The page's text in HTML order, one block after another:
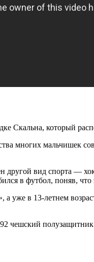
Скальна, который
многих мальчишек
вид спорта —
в футбол, поняв, что
а уже в 13-летнем
чешский